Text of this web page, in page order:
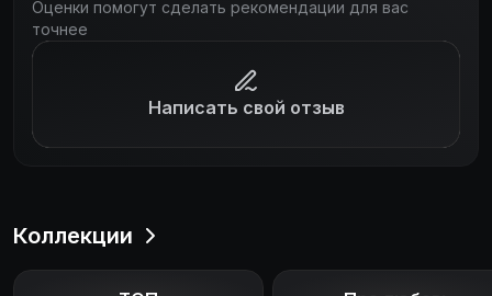
Оценки помогут сделать рекомендации для вас
точнее
Написать свой отзыв
Коллекции